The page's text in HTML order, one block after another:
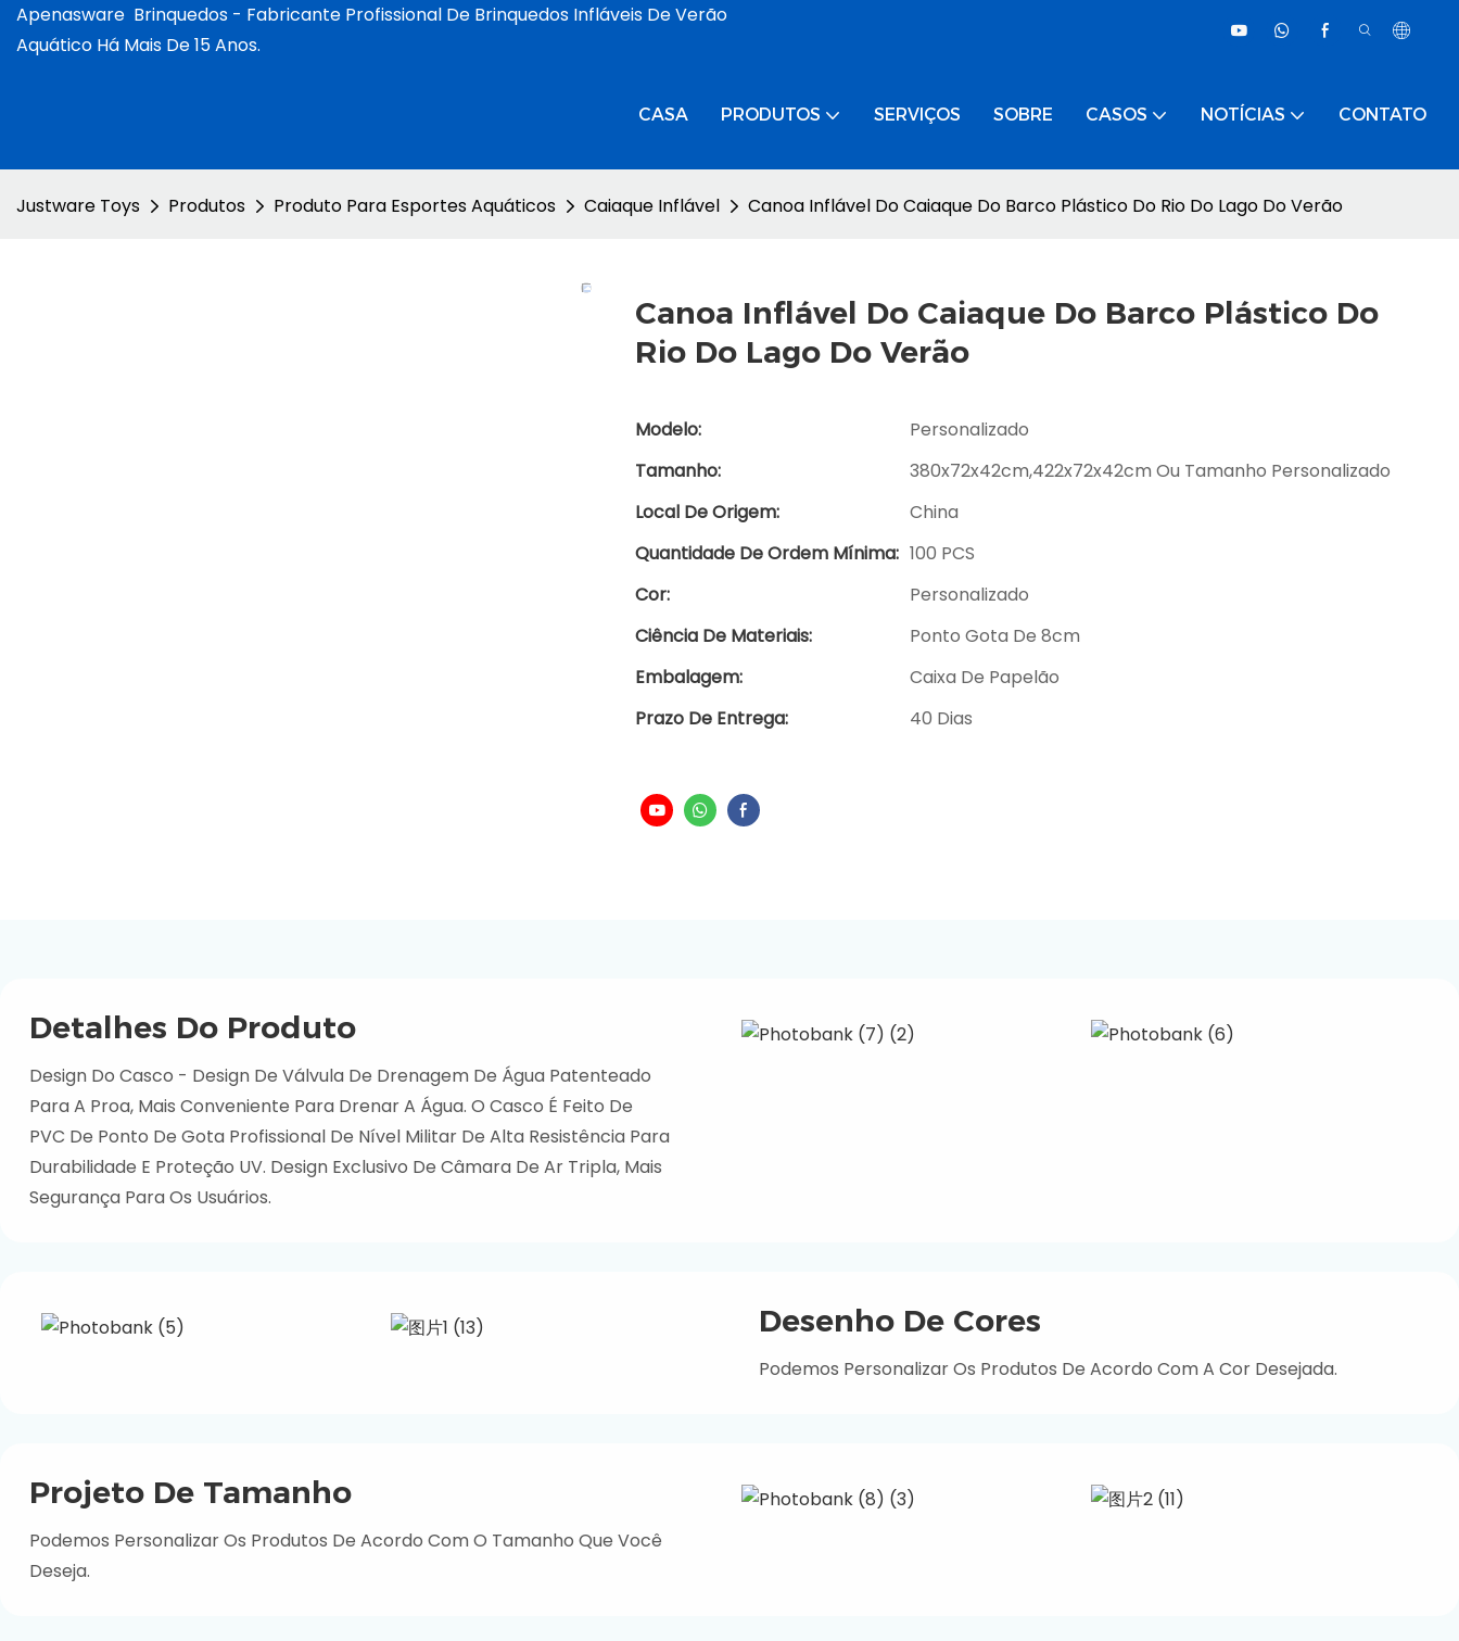
Apenasware Brinquedos - Fabricante Profissional De Brinquedos Infláveis ​​de Verão
Aquático Há Mais De 15 Anos.
CASA PRODUTOS SERVIÇOS SOBRE CASOS NOTÍCIAS CONTATO
Justware Toys Produtos Produto Para Esportes Aquáticos Caiaque Inflável Canoa Inflável Do Caiaque Do Barco Plástico Do Rio Do Lago Do Verão
Canoa Inflável Do Caiaque Do Barco Plástico Do
Rio Do Lago Do Verão
Modelo:
Personalizado
Tamanho:
380x72x42cm,422x72x42cm Ou Tamanho Personalizado
Local De Origem:
China
Quantidade De Ordem Mínima: 100 PCS
Cor:
Personalizado
Ciência De Materiais:
Ponto Gota De 8cm
Embalagem:
Caixa De Papelão
Prazo De Entrega:
40 Dias
Detalhes Do Produto
Design Do Casco - Design De Válvula De Drenagem De Água Patenteado
Para A Proa, Mais Conveniente Para Drenar A Água. O Casco É Feito De
PVC De Ponto De Gota Profissional De Nível Militar De Alta Resistência Para
Durabilidade E Proteção UV. Design Exclusivo De Câmara De Ar Tripla, Mais
Segurança Para Os Usuários.
Desenho De Cores
Podemos Personalizar Os Produtos De Acordo Com A Cor Desejada.
Projeto De Tamanho
Podemos Personalizar Os Produtos De Acordo Com O Tamanho Que Você
Deseja.